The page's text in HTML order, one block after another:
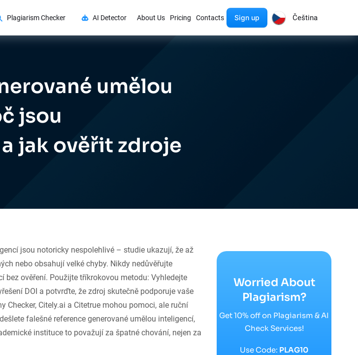
Plagiarism Checker AI Detector About Us Pricing Contacts Sign up Čeština
umělou
jsou
jak ověřit zdroje
jsou notoricky nespolehlivé – studie ukazují, že až
nebo obsahují velké chyby. Nikdy nedůvěřujte
bez ověření. Použijte tříkrokovou metodu: Vyhledejte
DOI a potvrďte, že zdroj skutečně podporuje vaše
Checker, Citely.ai a Citetrue mohou pomoci, ale ruční
falešné reference generované umělou inteligencí,
instituce to považují za špatné chování, nejen za
Worried About
Plagiarism?
Get 10% off on Plagiarism & AI
Check Services!
Use Code: PLAG10